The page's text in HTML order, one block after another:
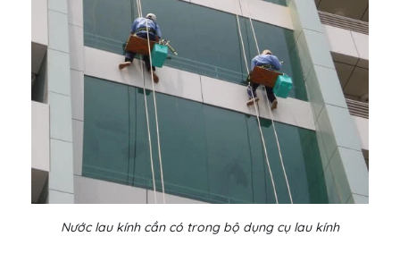
Nước lau kính cần có trong bộ dụng cụ lau kính